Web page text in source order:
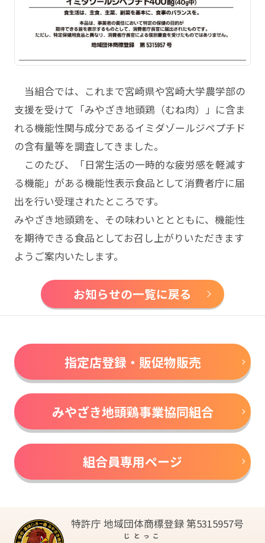
当組合では、これまで宮崎県や宮崎大学農学部の
支援を受けて「みやざき地頭鶏（むね肉）」に含ま
れる機能性関与成分であるイミダゾールジペプチド
の含有量等を調査してきました。
このたび、「日常生活の一時的な疲労感を軽減す
る機能」がある機能性表示食品として消費者庁に届
出を行い受理されたところです。
みやざき地頭鶏を、その味わいととともに、機能性
を期待できる食品としてお召し上がりいただきます
ようご案内いたします。
お知らせの一覧に戻る
指定店登録・販促物販売
みやざき地頭鶏事業協同組合
組合員専用ページ
特許庁 地域団体商標登録 第5315957号
じとっこ